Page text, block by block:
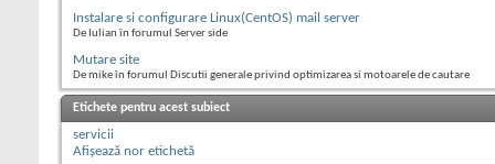
Instalare si configurare Linux(CentOS) mail server
De Iulian în forumul Server side
Mutare site
De mike în forumul Discutii generale privind optimizarea si motoarele de cautare
Etichete pentru acest subiect
servicii
Afișează nor etichetă